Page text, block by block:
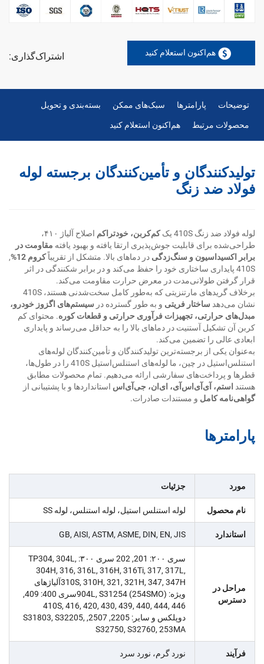
هم‌اکنون استعلام کنید اشتراک‌گذاری:
توضیحات پارامترها سبک‌های ممکن
بسته‌بندی و تحویل
محصولات مرتبط
هم‌اکنون استعلام کنید
تولیدکنندگان و تأمین‌کنندگان برجسته لوله
فولاد ضد زنگ
لوله فولاد ضد زنگ 410S یک کم‌کربن، خودتراکم
اصلاح آلیاژ ۴۱۰،
طراحی‌شده برای قابلیت جوش‌پذیری ارتقا یافته و بهبود یافته مقاومت در
برابر اکسیداسیون و سنگ‌زدگی در دماهای بالا. متشکل از تقریباًکروم 12%
,
410S پایداری ساختاری خود را حفظ می‌کند و در برابر شکنندگی در اثر
قرار گرفتن طولانی‌مدت در معرض حرارت مقاومت می‌کند.
برخلاف گریدهای مارتنزیتی که به‌طور کامل سخت‌شدنی هستند، 410S
نشان می‌دهد ساختار فریتی و به طور گسترده در سیستم‌های اگزوز خودرو،
مبدل‌های حرارتی، تجهیزات فرآوری حرارتی و قطعات کوره. محتوای کم
کربن آن تشکیل آستنیت در دماهای بالا را به حداقل می‌رساند و پایداری
ابعادی عالی را تضمین می‌کند.
به‌عنوان یکی از برجسته‌ترین تولیدکنندگان و تأمین‌کنندگان لوله‌های
استنلس‌استیل در چین، ما لوله‌های استنلس‌استیل 410S را در طول‌ها،
قطرها و پرداخت‌های سفارشی ارائه می‌دهیم. تمام محصولات مطابق
هستند استم، آی‌آی‌اس‌آی، ای‌ان، جی‌آی‌اس استانداردها و با پشتیبانی از
گواهی‌نامه کامل و مستندات صادرات.
پارامترها
مورد جزئیات
نام محصول لوله استنلس استیل، لوله استنلس، لوله SS
استاندارد GB, AISI, ASTM, ASME, DIN, EN, JIS
مراحل در
دسترس
سری ۲۰۰: 201, 202 سری ۳۰۰: TP304, 304L,
304H, 316, 316L, 316H, 316Ti, 317, 317L,
310S, 310H, 321, 321H, 347, 347Hآلیاژهای
ویژه: 904L, S31254 (254SMO)سری 400: 409,
410S, 416, 420, 430, 439, 440, 444, 446
دوپلکس و سایر: 2205, 2507, S31803, S32205,
S32750, S32760, 253MA
فرآیند نورد گرم، نورد سرد